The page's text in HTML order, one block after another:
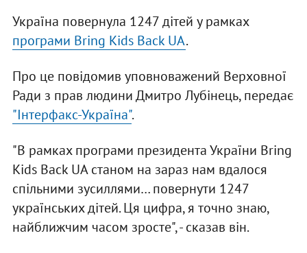
Україна повернула 1247 дітей у рамках
програми Bring Kids Back UA.
Про це повідомив уповноважений Верховної
Ради з прав людини Дмитро Лубінець, передає
"Інтерфакс-Україна".
"В рамках програми президента України Bring
Kids Back UA станом на зараз нам вдалося
спільними зусиллями… повернути 1247
українських дітей. Ця цифра, я точно знаю,
найближчим часом зросте", - сказав він.